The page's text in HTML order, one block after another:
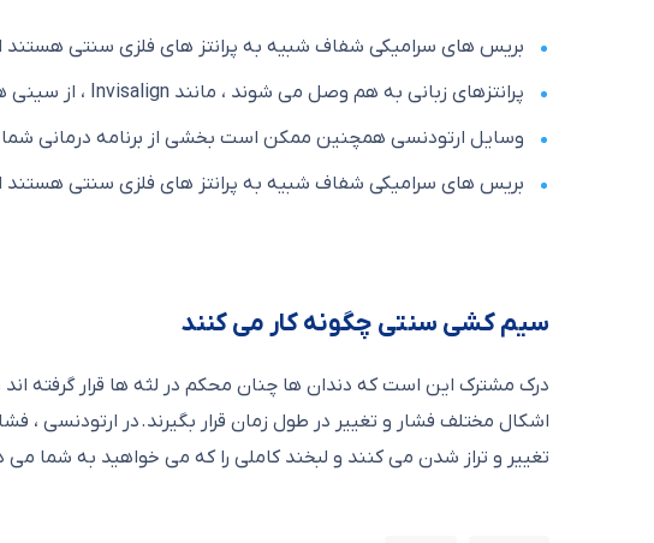
بریس های سرامیکی شفاف شبیه به پرانتز های فلزی سنتی هستند
پرانتزهای زبانی به هم وصل می شوند ، مانند Invisalign ، از سینی های واضح تشکیل شده اند که تغییر کرده اند.
وسایل ارتودنسی همچنین ممکن است بخشی از برنامه درمانی شما
بریس های سرامیکی شفاف شبیه به پرانتز های فلزی سنتی هستند
سیم کشی سنتی چگونه کار می کنند
درک مشترک این است که دندان ها چنان محکم در لثه ها قرار گرفته
اشکال مختلف فشار و تغییر در طول زمان قرار بگیرند.در ارتودنسی ،
تغییر و تراز شدن می کنند و لبخند کاملی را که می خواهید به شما می